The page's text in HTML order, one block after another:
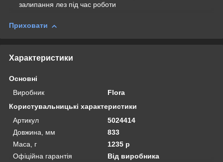
залипання лез під час роботи
Приховати
Характеристики
Основні
Виробник
Flora
Користувальницькі характеристики
Артикул
5024414
Довжина, мм
833
Маса, г
1235 р
Офіційна гарантія
Від виробника